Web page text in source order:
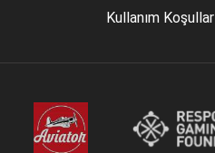
Kullanım